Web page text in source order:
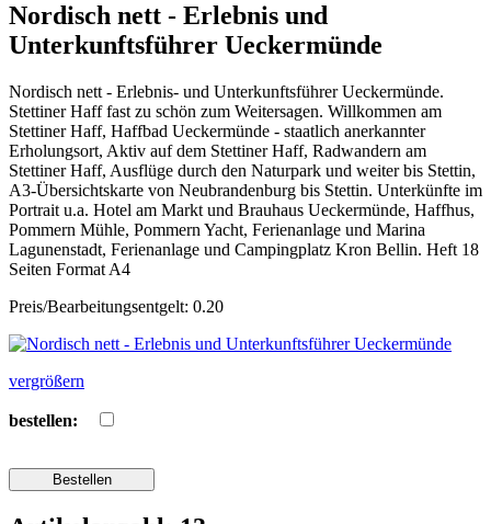
Nordisch nett - Erlebnis und
Unterkunftsführer Ueckermünde
Nordisch nett - Erlebnis- und Unterkunftsführer Ueckermünde.
Stettiner Haff fast zu schön zum Weitersagen. Willkommen am
Stettiner Haff, Haffbad Ueckermünde - staatlich anerkannter
Erholungsort, Aktiv auf dem Stettiner Haff, Radwandern am
Stettiner Haff, Ausflüge durch den Naturpark und weiter bis Stettin,
A3-Übersichtskarte von Neubrandenburg bis Stettin. Unterkünfte im
Portrait u.a. Hotel am Markt und Brauhaus Ueckermünde, Haffhus,
Pommern Mühle, Pommern Yacht, Ferienanlage und Marina
Lagunenstadt, Ferienanlage und Campingplatz Kron Bellin. Heft 18
Seiten Format A4
Preis/Bearbeitungsentgelt: 0.20
vergrößern
bestellen: